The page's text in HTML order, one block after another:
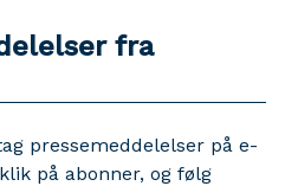
fra
pressemeddelelser på e-
på abonner, og følg